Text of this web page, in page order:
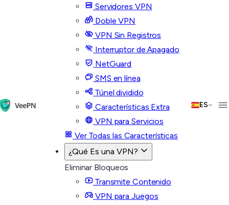
Servidores VPN
Doble VPN
VPN Sin Registros
Interruptor de Apagado
NetGuard
SMS en línea
Túnel dividido
Características Extra
VPN para Servicios
Ver Todas las Características
¿Qué Es una VPN?
Eliminar Bloqueos
Transmite Contenido
VPN para Juegos
ES